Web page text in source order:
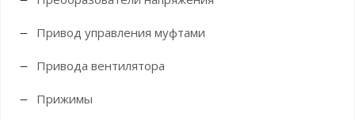
Привод управления муфтами
Привода вентилятора
Прижимы